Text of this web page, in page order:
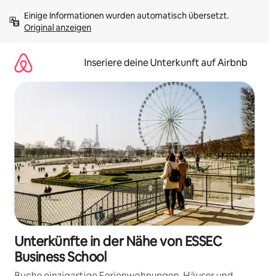
Inhalten
springenOriginal anzeigen
Inseriere deine Unterkunft auf Airbnb
Unterkünfte in der Nähe von ESSEC
Business School